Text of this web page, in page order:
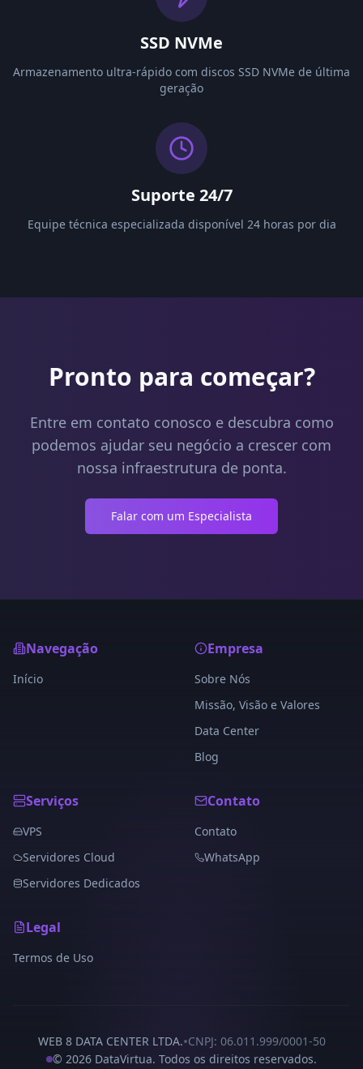
SSD NVMe
Armazenamento ultra-rápido com discos SSD NVMe de última
geração
Suporte 24/7
Equipe técnica especializada disponível 24 horas por dia
Pronto para começar?
Entre em contato conosco e descubra como
podemos ajudar seu negócio a crescer com
nossa infraestrutura de ponta.
Falar com um Especialista
Navegação
Início
Empresa
Sobre Nós
Missão, Visão e Valores
Data Center
Blog
Serviços
VPS
Servidores Cloud
Servidores Dedicados
Contato
Contato
WhatsApp
Legal
Termos de Uso
WEB 8 DATA CENTER LTDA.•CNPJ: 06.011.999/0001-50
© 2026 DataVirtua. Todos os direitos reservados.